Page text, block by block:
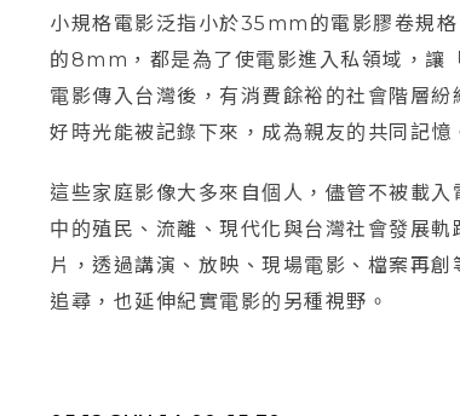
小規格電影泛指小於35mm的電影膠卷規
的8mm，都是為了使電影進入私領域，讓
電影傳入台灣後，有消費餘裕的社會階層
好時光能被記錄下來，成為親友的共同記憶
這些家庭影像大多來自個人，儘管不被載
中的殖民、流離、現代化與台灣社會發展
片，透過講演、放映、現場電影、檔案再
追尋，也延伸紀實電影的另種視野。